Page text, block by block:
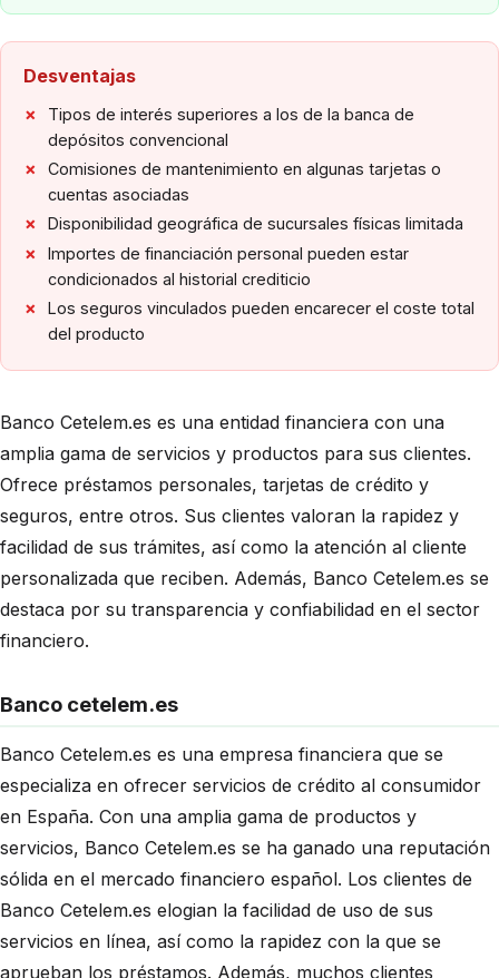
Desventajas
Tipos de interés superiores a los de la banca de
depósitos convencional
Comisiones de mantenimiento en algunas tarjetas o
cuentas asociadas
Disponibilidad geográfica de sucursales físicas limitada
Importes de financiación personal pueden estar
condicionados al historial crediticio
Los seguros vinculados pueden encarecer el coste total
del producto
Banco Cetelem.es es una entidad financiera con una
amplia gama de servicios y productos para sus clientes.
Ofrece préstamos personales, tarjetas de crédito y
seguros, entre otros. Sus clientes valoran la rapidez y
facilidad de sus trámites, así como la atención al cliente
personalizada que reciben. Además, Banco Cetelem.es se
destaca por su transparencia y confiabilidad en el sector
financiero.
Banco cetelem.es
Banco Cetelem.es es una empresa financiera que se
especializa en ofrecer servicios de crédito al consumidor
en España. Con una amplia gama de productos y
servicios, Banco Cetelem.es se ha ganado una reputación
sólida en el mercado financiero español. Los clientes de
Banco Cetelem.es elogian la facilidad de uso de sus
servicios en línea, así como la rapidez con la que se
aprueban los préstamos. Además, muchos clientes